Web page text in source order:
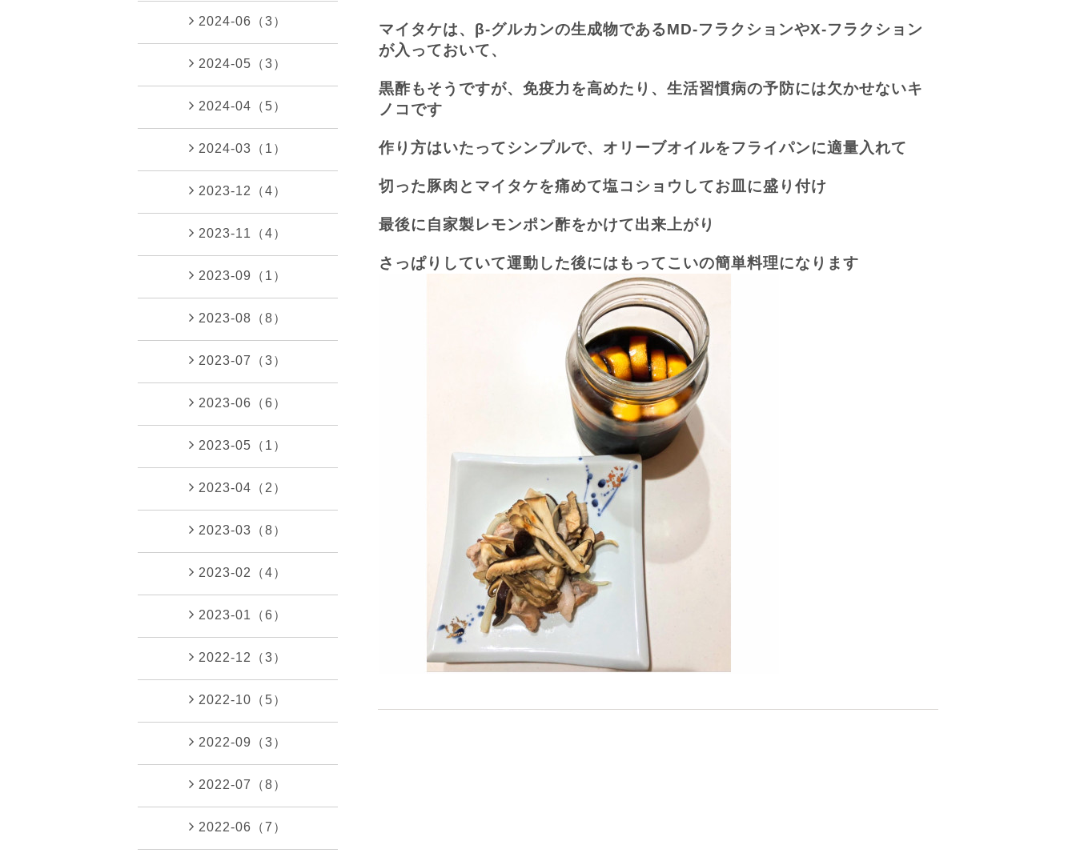
マイタケは、β-グルカンの生成物であるMD-フラクションやX-フラクション
が入っておいて、
黒酢もそうですが、免疫力を高めたり、生活習慣病の予防には欠かせないキ
ノコです
作り方はいたってシンプルで、オリーブオイルをフライパンに適量入れて
切った豚肉とマイタケを痛めて塩コショウしてお皿に盛り付け
最後に自家製レモンポン酢をかけて出来上がり
さっぱりしていて運動した後にはもってこいの簡単料理になります
2024-06（3）
2024-05（3）
2024-04（5）
2024-03（1）
2023-12（4）
2023-11（4）
2023-09（1）
2023-08（8）
2023-07（3）
2023-06（6）
2023-05（1）
2023-04（2）
2023-03（8）
2023-02（4）
2023-01（6）
2022-12（3）
2022-10（5）
2022-09（3）
2022-07（8）
2022-06（7）